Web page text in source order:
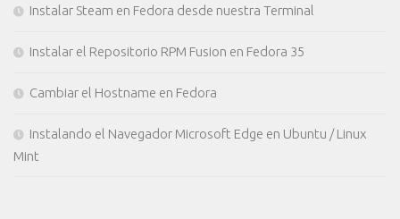
Instalar Steam en Fedora desde nuestra Terminal
Instalar el Repositorio RPM Fusion en Fedora 35
Cambiar el Hostname en Fedora
Instalando el Navegador Microsoft Edge en Ubuntu / Linux
Mint